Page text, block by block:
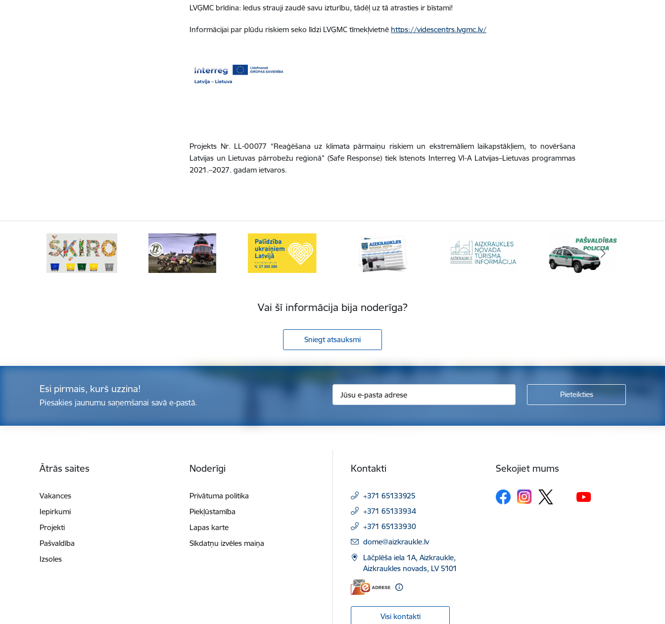
LVĢMC brīdina: ledus strauji zaudē savu izturību, tādēļ uz tā atrasties ir bīstami!
Informācijai par plūdu riskiem seko līdzi LVĢMC tīmekļvietnē https://videscentrs.lvgmc.lv/
Projekts Nr. LL-00077 “Reaģēšana uz klimata pārmaiņu riskiem un ekstremāliem laikapstākļiem, to novēršana
Latvijas un Lietuvas pārrobežu reģionā” (Safe Response) tiek īstenots Interreg VI-A Latvijas–Lietuvas programmas
2021.–2027. gadam ietvaros.
Vai šī informācija bija noderīga?
Sniegt atsauksmi
Esi pirmais, kurš uzzina!
Piesakies jaunumu saņemšanai savā e-pastā.
Ātrās saites
Vakances
Iepirkumi
Projekti
Pašvaldība
Izsoles
Noderīgi
Privātuma politika
Piekļūstamība
Lapas karte
Sīkdatņu izvēles maiņa
Kontakti
+371 65133925
+371 65133934
+371 65133930
E-pasts:
dome@aizkraukle.lv
Lāčplēša iela 1A, Aizkraukle,
Aizkraukles novads, LV 5101
Visi kontakti
Sekojiet mums